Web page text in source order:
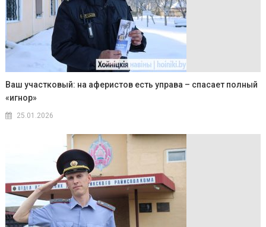
Ваш участковый: на аферистов есть управа – спасает полный
«игнор»
25.01.2026